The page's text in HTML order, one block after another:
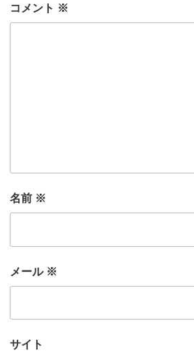
コメント ※
名前 ※
メール ※
サイト